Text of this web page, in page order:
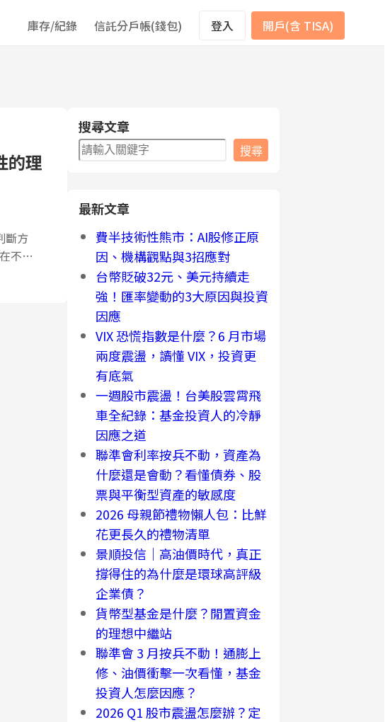
庫存/紀錄 信託分戶帳(錢包) 登入 開戶(含 TISA)
的理
斷方
不…
搜尋文章
搜
尋
搜尋
最新文章
費半技術性熊市：AI股修正原
因、機構觀點與3招應對
台幣貶破32元、美元持續走
強！匯率變動的3大原因與投資
因應
VIX 恐慌指數是什麼？6 月市場
兩度震盪，讀懂 VIX，投資更
有底氣
一週股市震盪！台美股雲霄飛
車全紀錄：基金投資人的冷靜
因應之道
聯準會利率按兵不動，資產為
什麼還是會動？看懂債券、股
票與平衡型資產的敏感度
2026 母親節禮物懶人包：比鮮
花更長久的禮物清單
景順投信｜高油價時代，真正
撐得住的為什麼是環球高評級
企業債？
貨幣型基金是什麼？閒置資金
的理想中繼站
聯準會 3 月按兵不動！通膨上
修、油價衝擊一次看懂，基金
投資人怎麼因應？
2026 Q1 股市震盪怎麼辦？定